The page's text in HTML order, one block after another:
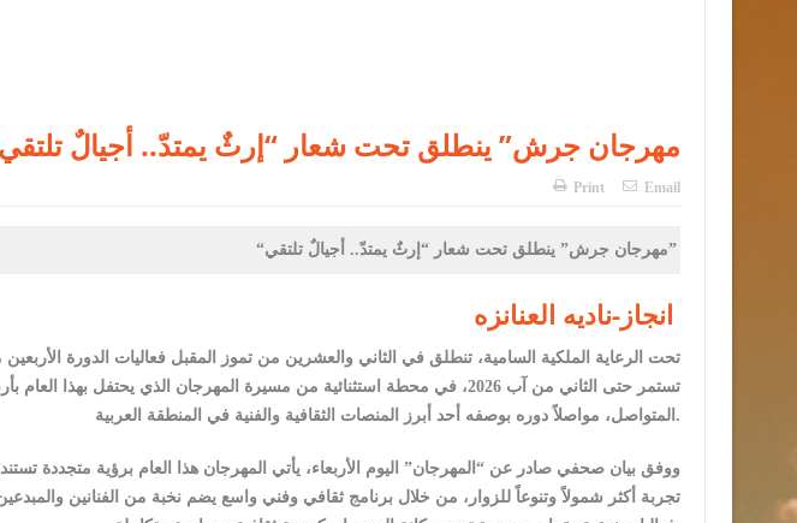
“مهرجان جرش” ينطلق تحت شعار “إرثٌ يمتدّ.. أجيالٌ
Print Email
“مهرجان جرش” ينطلق تحت شعار “إرثٌ يمتدّ.. أجيالٌ تلتقي”
تستمر حتى الثاني من آب 2026، في محطة استثنائية من مسيرة المهرجان الذي يحتفل
المتواصل، مواصلاً دوره بوصفه أحد أبرز المنصات الثقافية والفنية في المنطقة العربية.
ووفق بيان صحفي صادر عن “المهرجان” اليوم الأربعاء، يأتي المهرجان هذا العام برؤية متجددة
تجربة أكثر شمولاً وتنوعاً للزوار، من خلال برنامج ثقافي وفني واسع يضم نخبة من الفنانين